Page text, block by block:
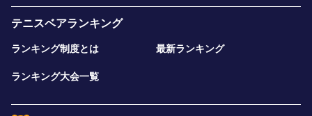
テニスベアランキング
ランキング制度とは 最新ランキング
ランキング大会一覧